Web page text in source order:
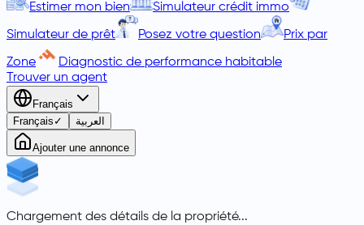
Estimer mon bien Simulateur crédit immo
Simulateur de prêt Posez votre question Prix par
Zone
Diagnostic de performance habitable
Trouver un agent
Français
Français ✓ العربية
Ajouter une annonce
Chargement des détails de la propriété...